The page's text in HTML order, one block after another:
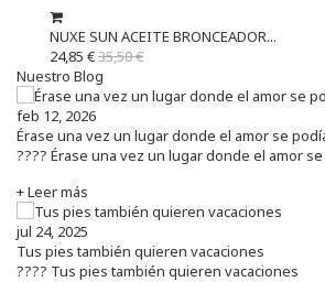
NUXE SUN ACEITE BRONCEADOR...
24,85 €35,50 €
Nuestro Blog
feb 12, 2026
Érase una vez un lugar donde el amor se
???? Érase una vez un lugar donde el amor
+ Leer más
jul 24, 2025
Tus pies también quieren vacaciones
???? Tus pies también quieren vacaciones